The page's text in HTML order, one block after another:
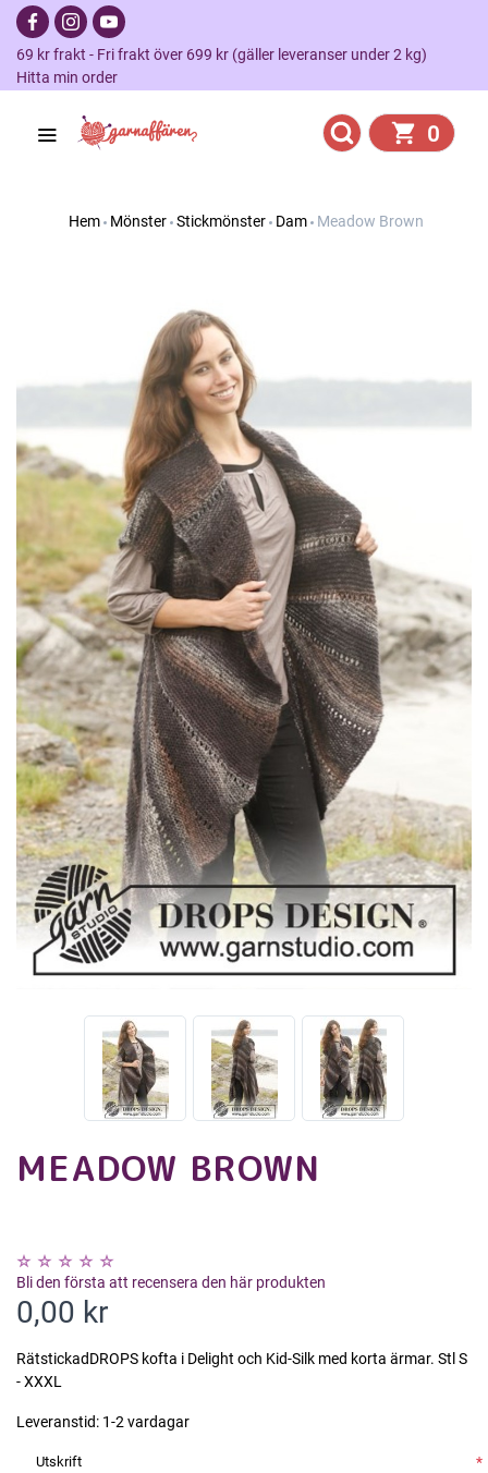
69 kr frakt - Fri frakt över 699 kr (gäller leveranser under 2 kg)
Hitta min order
0
Hem Mönster Stickmönster Dam Meadow Brown
MEADOW BROWN
Bli den första att recensera den här produkten
0,00 kr
RätstickadDROPS kofta i Delight och Kid-Silk med korta ärmar. Stl S
- XXXL
Leveranstid: 1-2 vardagar
Utskrift *